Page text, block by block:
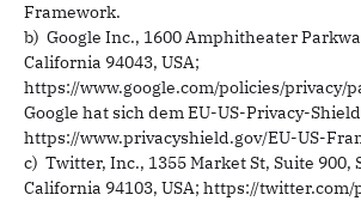
Framework.
b) Google Inc., 1600 Amphitheater
California 94043, USA;
https://www.google.com/policies/privacy/
Google hat sich dem EU-US-Privacy-
https://www.privacyshield.gov/EU-US-
c) Twitter, Inc., 1355 Market St, Suite 900,
California 94103, USA; https://